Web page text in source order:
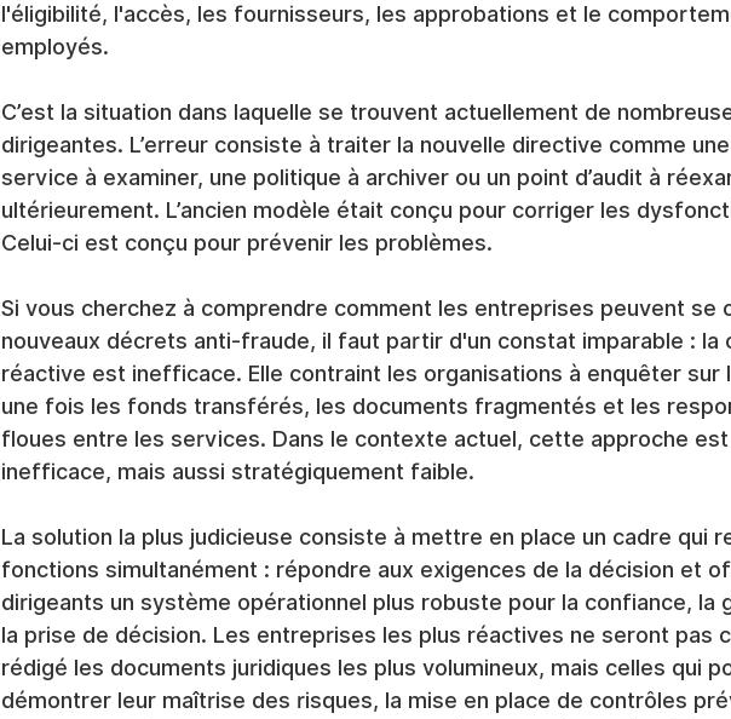
l'éligibilité, l'accès, les fournisseurs, les approbations et le
employés.
C’est la situation dans laquelle se trouvent actuellement de
dirigeantes. L’erreur consiste à traiter la nouvelle directive comme
service à examiner, une politique à archiver ou un point d’audit à
ultérieurement. L’ancien modèle était conçu pour corriger les
Celui-ci est conçu pour prévenir les problèmes.
Si vous cherchez à comprendre comment les entreprises peuvent se
nouveaux décrets anti-fraude, il faut partir d'un constat imparable : la
réactive est inefficace. Elle contraint les organisations à enquêter sur
une fois les fonds transférés, les documents fragmentés et les
floues entre les services. Dans le contexte actuel, cette approche
inefficace, mais aussi stratégiquement faible.
La solution la plus judicieuse consiste à mettre en place un cadre qui
fonctions simultanément : répondre aux exigences de la décision et
dirigeants un système opérationnel plus robuste pour la confiance, la
la prise de décision. Les entreprises les plus réactives ne seront pas
rédigé les documents juridiques les plus volumineux, mais celles qui
démontrer leur maîtrise des risques, la mise en place de contrôles